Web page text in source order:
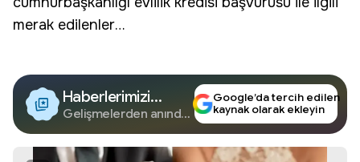
merak edilenler…
Haberlerimizi
Google'da Takip
Edin
Gelişmelerden anında
Google’da tercih edilen
kaynak olarak ekleyin